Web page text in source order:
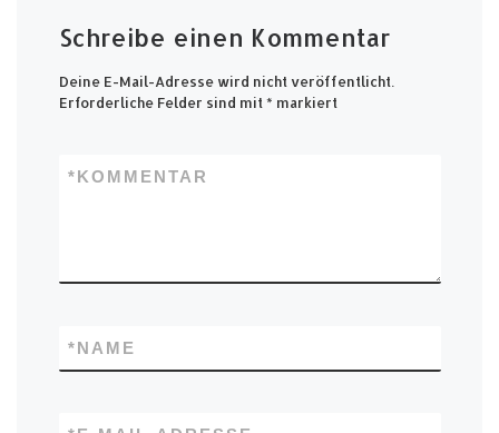
Schreibe einen Kommentar
Deine E-Mail-Adresse wird nicht veröffentlicht.
Erforderliche Felder sind mit * markiert
KOMMENTAR
*
NAME
*